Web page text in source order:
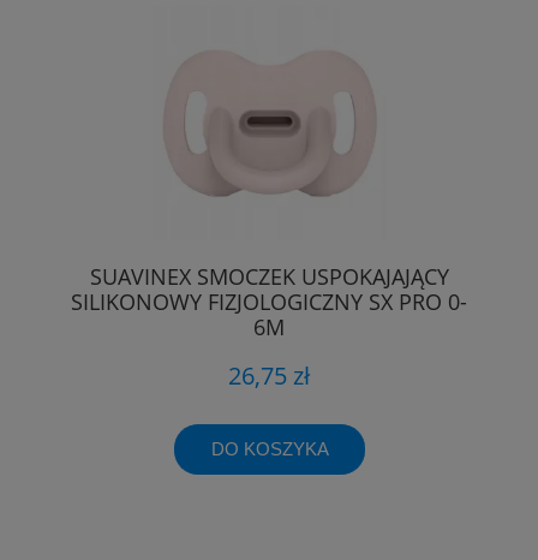
SUAVINEX SMOCZEK USPOKAJAJĄCY
SILIKONOWY FIZJOLOGICZNY SX PRO 0-
6M
26,75 zł
DO KOSZYKA